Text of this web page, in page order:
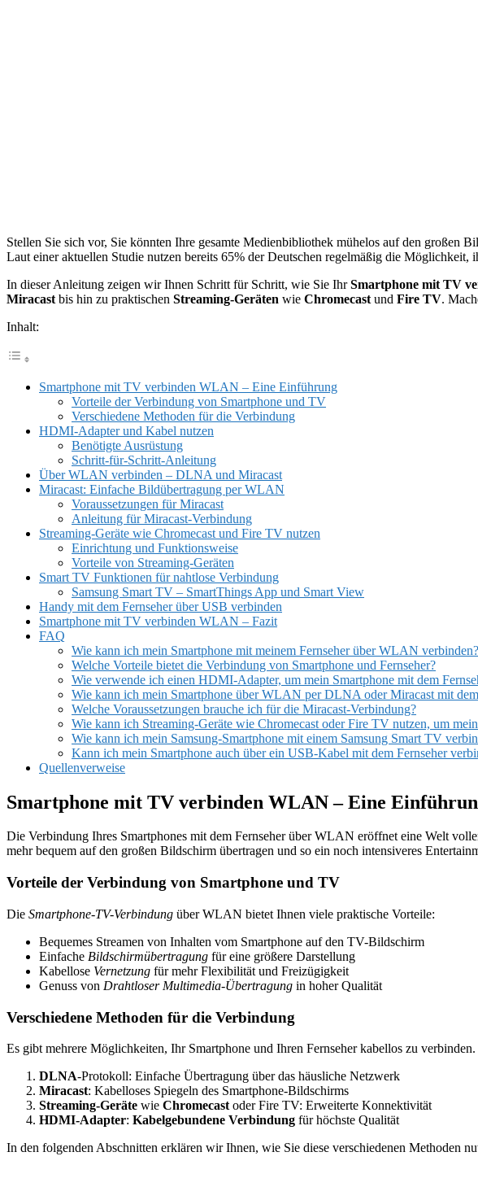
Stellen Sie sich vor, Sie könnten Ihre gesamte Medienbibliothek mühelos auf den großen
Laut einer aktuellen Studie nutzen bereits 65% der Deutschen regelmäßig die
In dieser Anleitung zeigen wir Ihnen Schritt für Schritt, wie Sie IhrSmartphone mit TV
Miracast bis hin zu praktischen Streaming-Geräten wie Chromecast und Fire TV.
Inhalt:
Smartphone mit TV verbinden WLAN – Eine Einführung
Vorteile der Verbindung von Smartphone und TV
Verschiedene Methoden für die Verbindung
HDMI-Adapter und Kabel nutzen
Benötigte Ausrüstung
Schritt-für-Schritt-Anleitung
Über WLAN verbinden – DLNA und Miracast
Miracast: Einfache Bildübertragung per WLAN
Voraussetzungen für Miracast
Anleitung für Miracast-Verbindung
Streaming-Geräte wie Chromecast und Fire TV nutzen
Einrichtung und Funktionsweise
Vorteile von Streaming-Geräten
Smart TV Funktionen für nahtlose Verbindung
Samsung Smart TV – SmartThings App und Smart View
Handy mit dem Fernseher über USB verbinden
Smartphone mit TV verbinden WLAN – Fazit
FAQ
Wie kann ich mein Smartphone mit meinem Fernseher über WLAN verbinden?
Welche Vorteile bietet die Verbindung von Smartphone und Fernseher?
Wie verwende ich einen HDMI-Adapter, um mein Smartphone mit dem
Wie kann ich mein Smartphone über WLAN per DLNA oder Miracast mit
Welche Voraussetzungen brauche ich für die Miracast-Verbindung?
Wie kann ich Streaming-Geräte wie Chromecast oder Fire TV nutzen, um
Wie kann ich mein Samsung-Smartphone mit einem Samsung Smart TV
Kann ich mein Smartphone auch über ein USB-Kabel mit dem Fernseher
Quellenverweise
Smartphone mit TV verbinden WLAN – Eine
Die Verbindung Ihres Smartphones mit dem Fernseher über WLAN eröffnet eine Welt
mehr bequem auf den großen Bildschirm übertragen und so ein noch intensiveres
Vorteile der Verbindung von Smartphone und TV
Die Smartphone-TV-Verbindung über WLAN bietet Ihnen viele praktische Vorteile:
Bequemes Streamen von Inhalten vom Smartphone auf den TV-Bildschirm
Einfache Bildschirmübertragung für eine größere Darstellung
Kabellose Vernetzung für mehr Flexibilität und Freizügigkeit
Genuss von Drahtloser Multimedia-Übertragung in hoher Qualität
Verschiedene Methoden für die Verbindung
Es gibt mehrere Möglichkeiten, Ihr Smartphone und Ihren Fernseher kabellos zu
DLNA-Protokoll: Einfache Übertragung über das häusliche Netzwerk
Miracast: Kabelloses Spiegeln des Smartphone-Bildschirms
Streaming-Geräte wie Chromecast oder Fire TV: Erweiterte Konnektivität
HDMI-Adapter: Kabelgebundene Verbindung für höchste Qualität
In den folgenden Abschnitten erklären wir Ihnen, wie Sie diese verschiedenen Methoden